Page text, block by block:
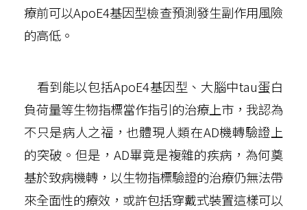
療前可以ApoE4基因型檢查預測發生副作用風險
的高低。
看到能以包括ApoE4基因型、大腦中tau蛋白
負荷量等生物指標當作指引的治療上市，我認為
不只是病人之福，也體現人類在AD機轉驗證上
的突破。但是，AD畢竟是複雜的疾病，為何奠
基於致病機轉，以生物指標驗證的治療仍無法帶
來全面性的療效，或許包括穿戴式裝置這樣可以